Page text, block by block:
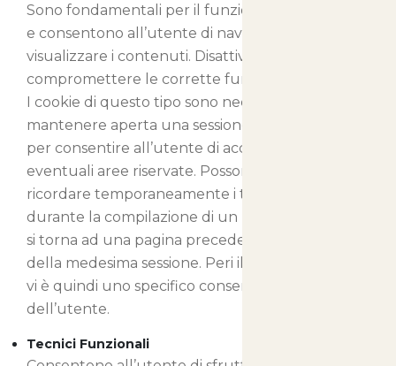
Sono fondamentali per il funzionamento del sito
e consentono all’utente di navigare e di
visualizzare i contenuti. Disattivandoli potreste
compromettere le corrette funzionalità del sito.
I cookie di questo tipo sono necessari per
mantenere aperta una sessione di navigazione o
per consentire all’utente di accedere ad
eventuali aree riservate. Possono inoltre
ricordare temporaneamente i testi inseriti
durante la compilazione di un modulo, quando
si torna ad una pagina precedente nel corso
della medesima sessione. Peri il loro rilascio non
vi è quindi uno specifico consenso da parte
dell’utente.
Tecnici Funzionali